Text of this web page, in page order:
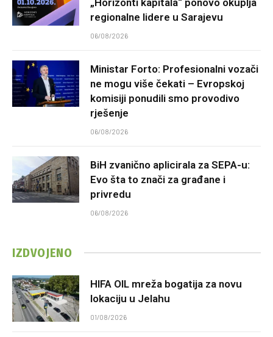
regionalne lidere u Sarajevu
06/08/2026
Ministar Forto: Profesionalni vozači
ne mogu više čekati – Evropskoj
komisiji ponudili smo provodivo
rješenje
06/08/2026
BiH zvanično aplicirala za SEPA-u:
Evo šta to znači za građane i
privredu
06/08/2026
IZDVOJENO
HIFA OIL mreža bogatija za novu
lokaciju u Jelahu
01/08/2026